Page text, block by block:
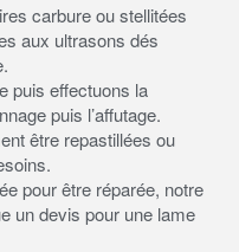
carbure ou stellitées
aux ultrasons dés
puis effectuons la
puis l’affutage.
être repastillées ou
pour être réparée, notre
un devis pour une lame